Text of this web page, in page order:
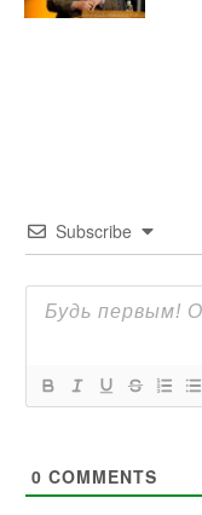
Subscribe
0 COMMENTS